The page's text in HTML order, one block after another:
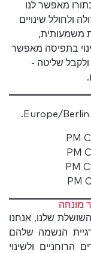
מאפשר לנו
ולחולל שינויים
משמעותית,
בתפיסה מאפשר
שליטה -
מונחה
שלנו, אנחנו
הנשמה שלהם
הרוחניים ולשינוי